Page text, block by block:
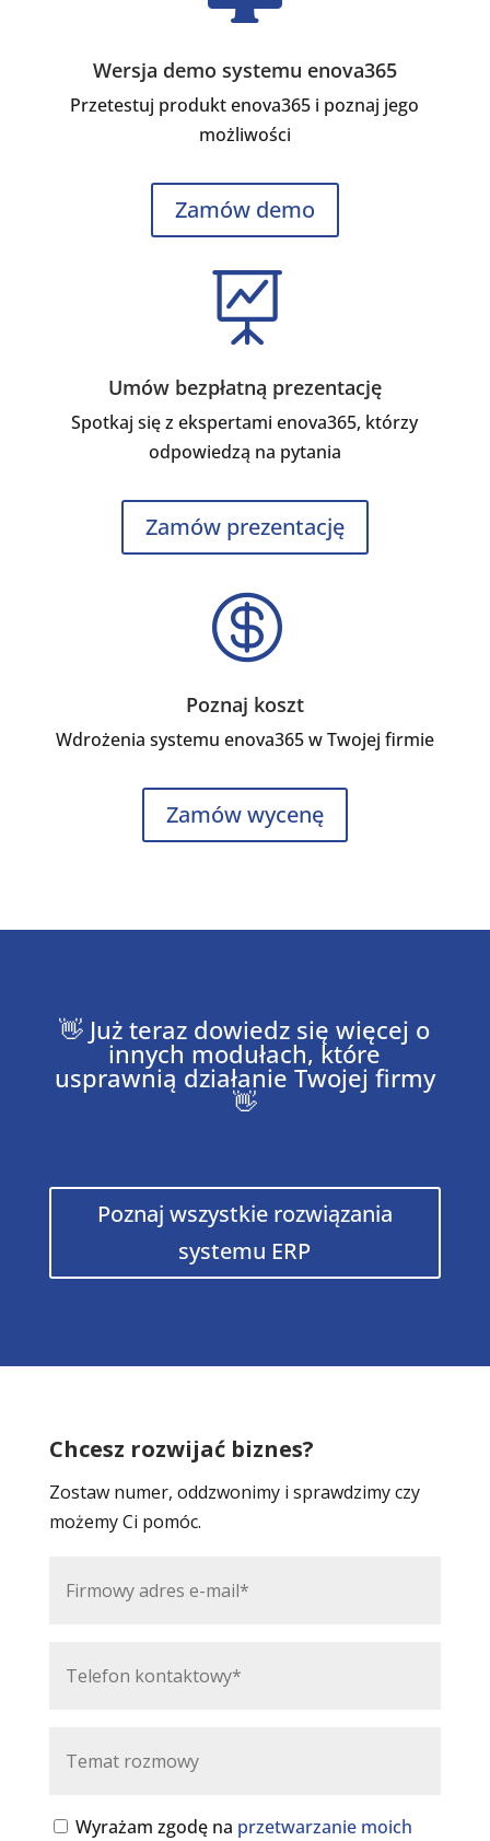
Wersja demo systemu enova365
Przetestuj produkt enova365 i poznaj jego
możliwości
Zamów demo

Umów bezpłatną prezentację
Spotkaj się z ekspertami enova365, którzy
odpowiedzą na pytania
Zamów prezentację

Poznaj koszt
Wdrożenia systemu enova365 w Twojej firmie
Zamów wycenę
👋 Już teraz dowiedz się więcej o
innych modułach, które
usprawnią działanie Twojej firmy
👋
Poznaj wszystkie rozwiązania
systemu ERP
Chcesz rozwijać biznes?
Zostaw numer, oddzwonimy i sprawdzimy czy
możemy Ci pomóc.
Wyrażam zgodę na przetwarzanie moich